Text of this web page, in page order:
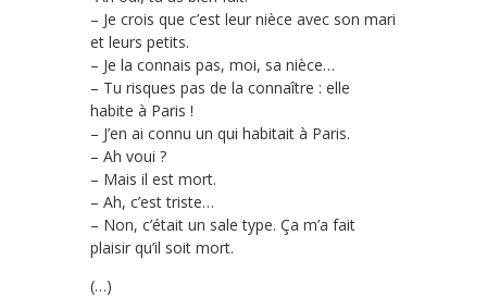
– Je crois que c’est leur nièce avec son mari
et leurs petits.
– Je la connais pas, moi, sa nièce…
– Tu risques pas de la connaître : elle
habite à Paris !
– J’en ai connu un qui habitait à Paris.
– Ah voui ?
– Mais il est mort.
– Ah, c’est triste…
– Non, c’était un sale type. Ça m’a fait
plaisir qu’il soit mort.
(…)